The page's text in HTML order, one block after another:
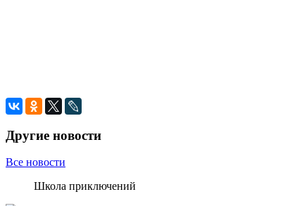
Другие новости
Все новости
Школа приключений